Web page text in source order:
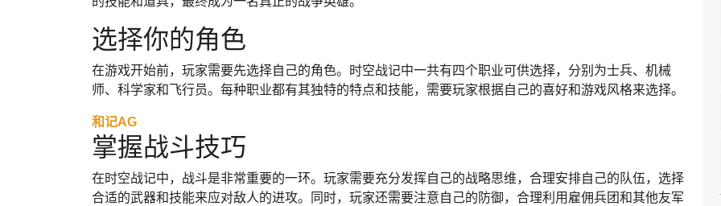
选择你的角色
在游戏开始前，玩家需要先选择自己的角色。时空战记中一共有四个职业可供选择，分别为士兵、机械
师、科学家和飞行员。每种职业都有其独特的特点和技能，需要玩家根据自己的喜好和游戏风格来选择。
和记AG
掌握战斗技巧
在时空战记中，战斗是非常重要的一环。玩家需要充分发挥自己的战略思维，合理安排自己的队伍，选择
合适的武器和技能来应对敌人的进攻。同时，玩家还需要注意自己的防御，合理利用雇佣兵团和其他友军